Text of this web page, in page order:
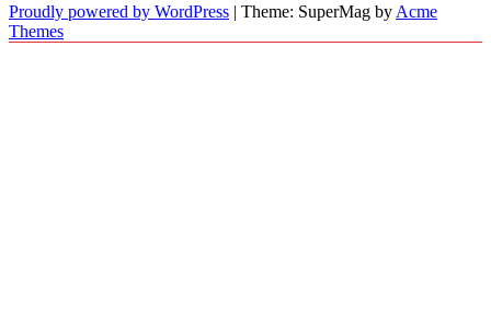
Proudly powered by WordPress | Theme: SuperMag by Acme
Themes